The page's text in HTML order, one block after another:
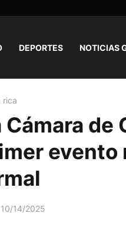
DEPORTES NOTICIAS
rica
de
10/14/2025